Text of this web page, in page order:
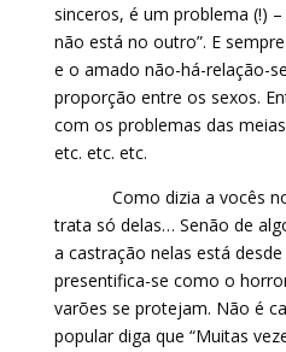
sinceros, é um problema (!)
não está no outro”. E
e o amado não-há-relação-
proporção entre os sexos.
com os problemas das
etc. etc. etc.
Como dizia a vocês no
trata só delas… Senão de
a castração nelas está
presentifica-se como o
varões se protejam. Não é
popular diga que “Muitas